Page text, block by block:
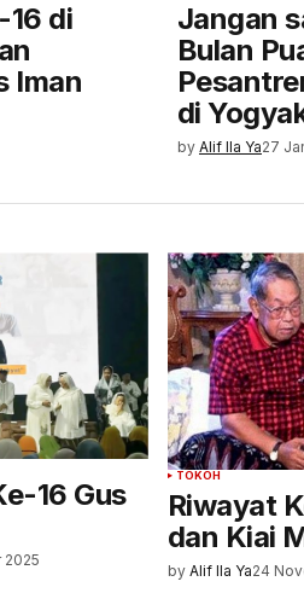
16 di
Iman
Jangan
Bulan
di
by Alif Ila Ya27
16 Gus
2025
TOKOH
Riwayat
dan Kiai
by Alif Ila Ya24